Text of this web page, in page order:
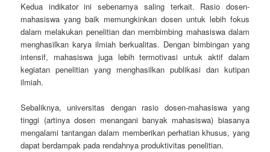
Kedua indikator ini sebenarnya saling terkait. Rasio dosen-
mahasiswa yang baik memungkinkan dosen untuk lebih fokus
dalam melakukan penelitian dan membimbing mahasiswa dalam
menghasilkan karya ilmiah berkualitas. Dengan bimbingan yang
intensif, mahasiswa juga lebih termotivasi untuk aktif dalam
kegiatan penelitian yang menghasilkan publikasi dan kutipan
ilmiah.
Sebaliknya, universitas dengan rasio dosen-mahasiswa yang
tinggi (artinya dosen menangani banyak mahasiswa) biasanya
mengalami tantangan dalam memberikan perhatian khusus, yang
dapat berdampak pada rendahnya produktivitas penelitian.